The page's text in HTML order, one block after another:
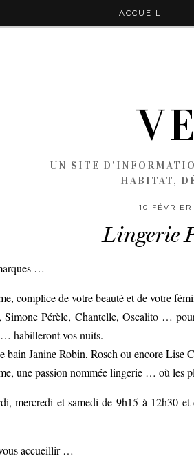
UN SITE
HABITAT,
ACCUEIL
10 FÉVRIER
Lingerie
…
complice de votre beauté et de votre
Simone Pérèle, Chantelle, Oscalito …
habilleront vos nuits.
bain Janine Robin, Rosch ou encore Lise
une passion nommée lingerie … où les
mercredi et samedi de 9h15 à 12h30
accueillir …